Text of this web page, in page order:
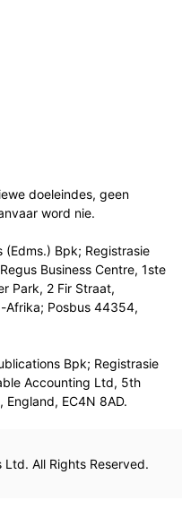
doeleindes, geen
word nie.
(Edms.) Bpk; Registrasie
Business Centre, 1ste
Park, 2 Fir Straat,
Afrika; Posbus 44354,
Bpk; Registrasie
Accounting Ltd, 5th
England, EC4N 8AD.
All Rights Reserved.